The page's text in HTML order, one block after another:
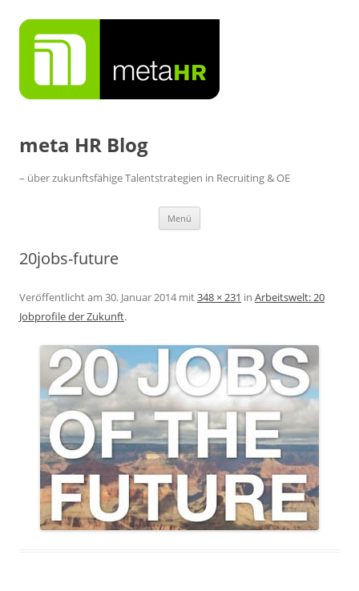
Inhalt
springen
meta HR Blog
– über zukunftsfähige Talentstrategien in Recruiting & OE
Menü
20jobs-future
Veröffentlicht am 30. Januar 2014 mit348 × 231 in Arbeitswelt: 20
Jobprofile der Zukunft.